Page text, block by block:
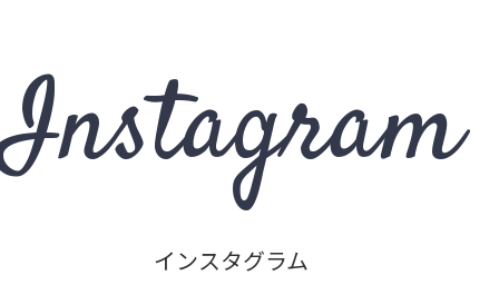
Instagram
インスタグラム